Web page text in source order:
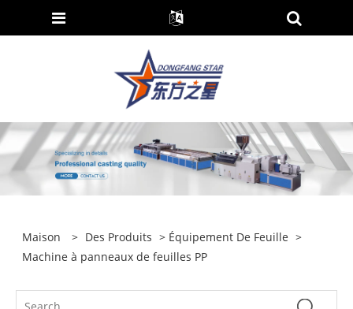
Maison > Des Produits > Équipement De Feuille >
Machine à panneaux de feuilles PP